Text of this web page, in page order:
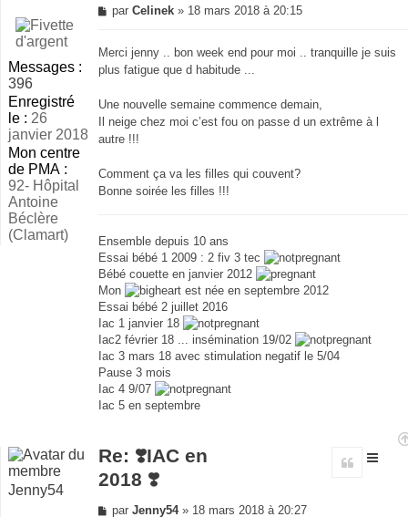
Messages :
396
Enregistré
le : 26
janvier 2018
Mon centre
de PMA :
92- Hôpital
Antoine
Béclère
(Clamart)
Message
par Celinek» 18 mars 2018 à 20:15
Merci jenny .. bon week end pour moi .. tranquille je suis
plus fatigue que d habitude ...
Une nouvelle semaine commence demain,
Il neige chez moi c’est fou on passe d un extrême à l
autre !!!
Comment ça va les filles qui couvent?
Bonne soirée les filles !!!
Ensemble depuis 10 ans
Essai bébé 1 2009 : 2 fiv 3 tec
Bébé couette en janvier 2012
Mon
est née en septembre 2012
Essai bébé 2 juillet 2016
Iac 1 janvier 18
Iac2 février 18 ... insémination 19/02
Iac 3 mars 18 avec stimulation negatif le 5/04
Pause 3 mois
Iac 4 9/07
Iac 5 en septembre
Jenny54
Re: ❣️IAC en
2018 ❣️
Citer
Message
par Jenny54» 18 mars 2018 à 20:27